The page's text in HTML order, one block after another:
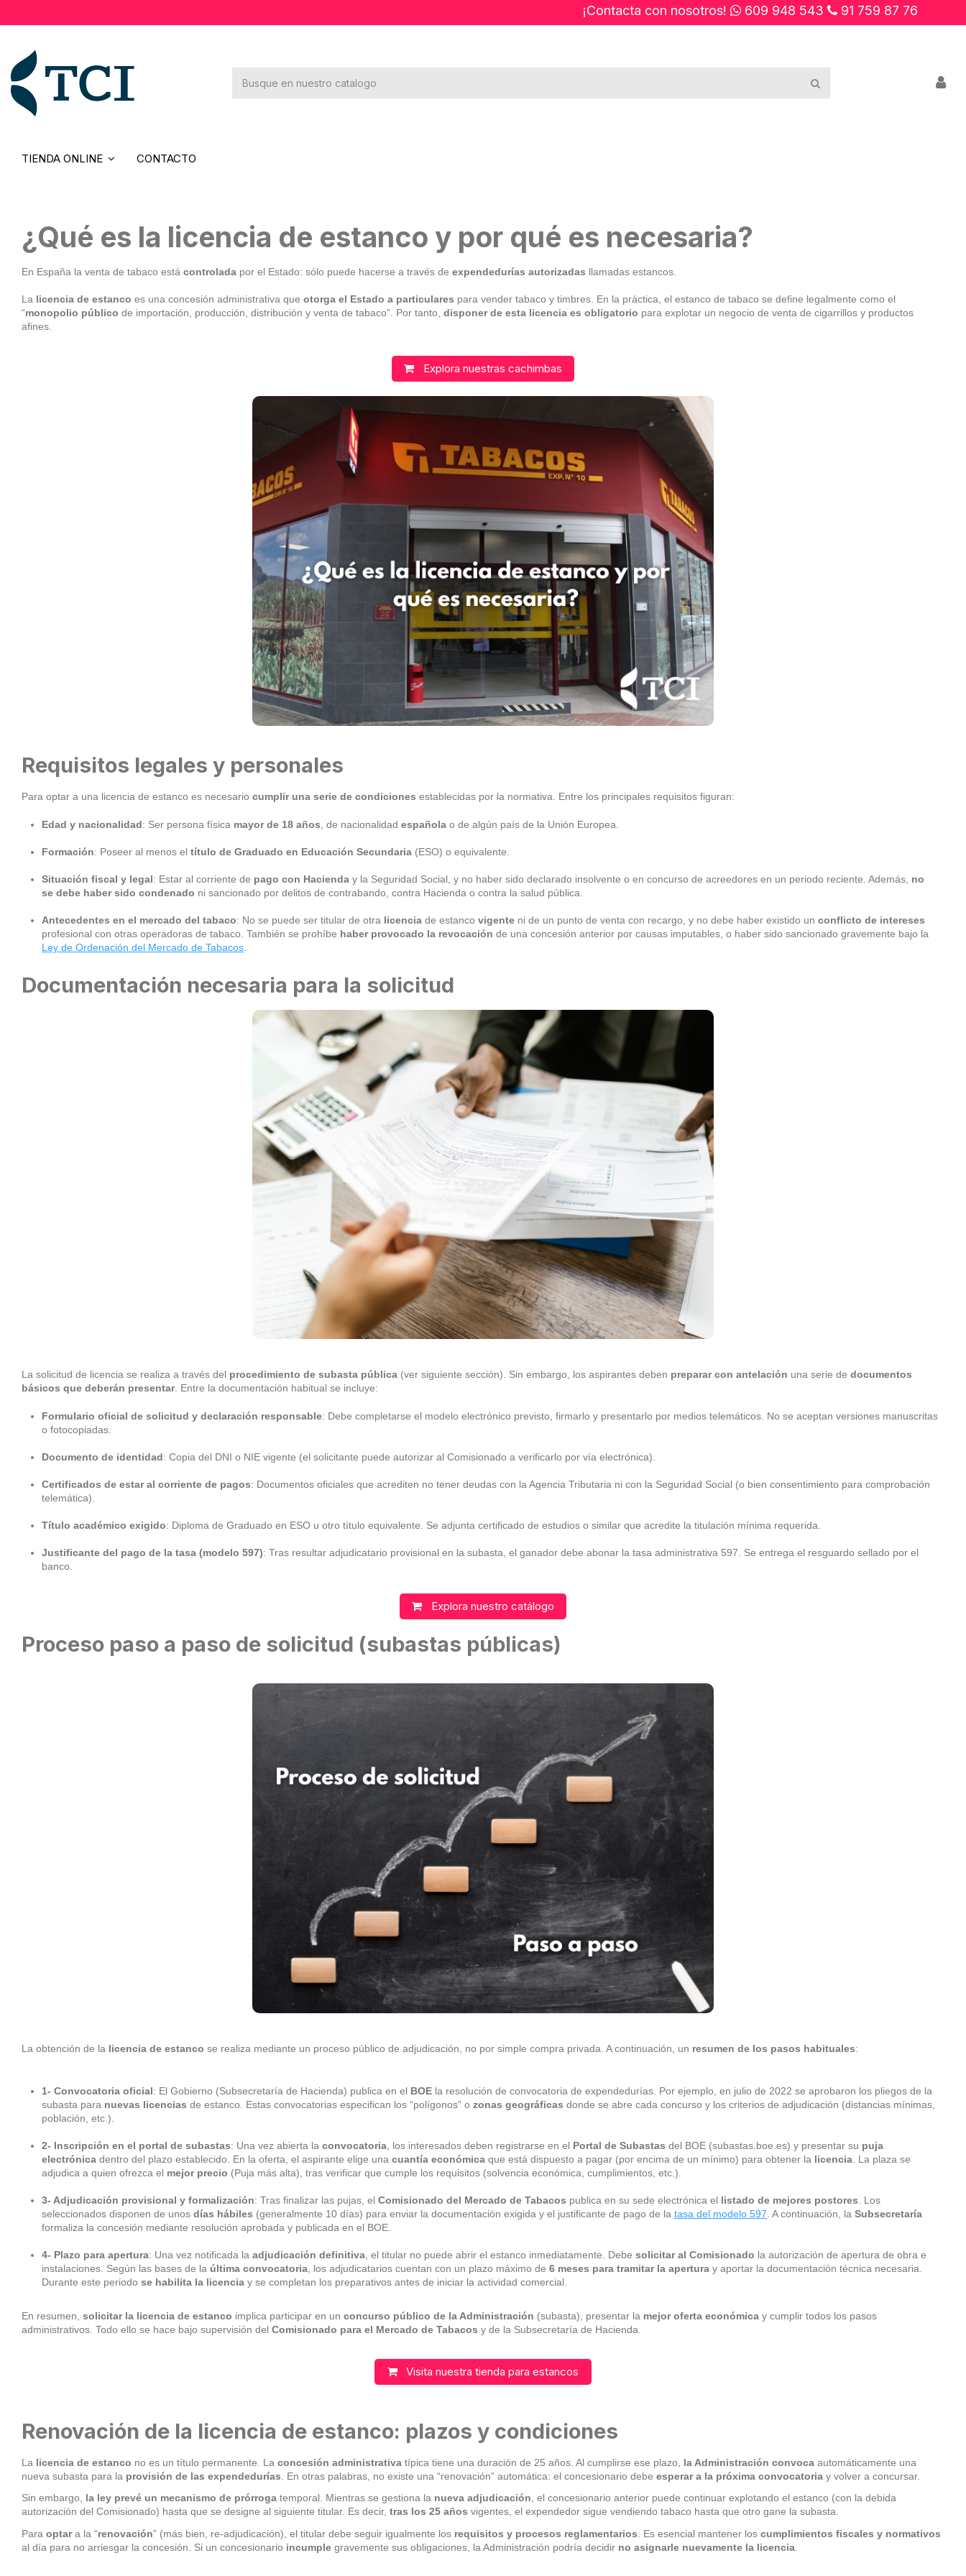
¡Contacta con nosotros! 609 948 543 91 759 87 76
TIENDA ONLINE CONTACTO
¿Qué es la licencia de estanco y por qué es necesaria?
En España la venta de tabaco está controlada por el Estado: sólo puede hacerse a través de expendedurías autorizadas llamadas estancos.
La licencia de estanco es una concesión administrativa que otorga el Estado a particulares para vender tabaco y timbres. En la práctica, el estanco de tabaco se define legalmente como el
“monopolio público de importación, producción, distribución y venta de tabaco”. Por tanto, disponer de esta licencia es obligatorio para explotar un negocio de venta de cigarrillos y productos
afines.
Explora nuestras cachimbas
Requisitos legales y personales
Para optar a una licencia de estanco es necesario cumplir una serie de condiciones establecidas por la normativa. Entre los principales requisitos figuran:
Edad y nacionalidad: Ser persona física mayor de 18 años , de nacionalidad española o de algún país de la Unión Europea.
Formación: Poseer al menos el título de Graduado en Educación Secundaria (ESO) o equivalente.
Situación fiscal y legal: Estar al corriente de pago con Hacienda y la Seguridad Social, y no haber sido declarado insolvente o en concurso de acreedores en un periodo reciente. Además, no
se debe haber sido condenado ni sancionado por delitos de contrabando, contra Hacienda o contra la salud pública.
Antecedentes en el mercado del tabaco: No se puede ser titular de otra licencia de estanco vigente ni de un punto de venta con recargo, y no debe haber existido un conflicto de intereses
profesional con otras operadoras de tabaco. También se prohíbe haber provocado la revocación de una concesión anterior por causas imputables, o haber sido sancionado gravemente bajo la
Ley de Ordenación del Mercado de Tabacos
Documentación necesaria para la solicitud
La solicitud de licencia se realiza a través del procedimiento de subasta pública (ver siguiente sección). Sin embargo, los aspirantes deben preparar con antelación una serie de documentos
básicos que deberán presentar. Entre la documentación habitual se incluye:
Formulario oficial de solicitud y declaración responsable: Debe completarse el modelo electrónico previsto, firmarlo y presentarlo por medios telemáticos. No se aceptan versiones manuscritas
o fotocopiadas.
Documento de identidad: Copia del DNI o NIE vigente (el solicitante puede autorizar al Comisionado a verificarlo por vía electrónica).
Certificados de estar al corriente de pagos: Documentos oficiales que acrediten no tener deudas con la Agencia Tributaria ni con la Seguridad Social (o bien consentimiento para comprobación
telemática).
Título académico exigido: Diploma de Graduado en ESO u otro título equivalente. Se adjunta certificado de estudios o similar que acredite la titulación mínima requerida.
Justificante del pago de la tasa (modelo 597): Tras resultar adjudicatario provisional en la subasta, el ganador debe abonar la tasa administrativa 597. Se entrega el resguardo sellado por el
banco.
Explora nuestro catálogo
Proceso paso a paso de solicitud (subastas públicas)
La obtención de la licencia de estanco se realiza mediante un proceso público de adjudicación, no por simple compra privada. A continuación, un resumen de los pasos habituales:
1- Convocatoria oficial: El Gobierno (Subsecretaría de Hacienda) publica en el BOE la resolución de convocatoria de expendedurías. Por ejemplo, en julio de 2022 se aprobaron los pliegos de la
subasta para nuevas licencias de estanco. Estas convocatorias especifican los “polígonos” o zonas geográficas donde se abre cada concurso y los criterios de adjudicación (distancias mínimas,
población, etc.).
2- Inscripción en el portal de subastas: Una vez abierta la convocatoria , los interesados deben registrarse en el Portal de Subastas del BOE (subastas.boe.es) y presentar su puja
electrónica dentro del plazo establecido. En la oferta, el aspirante elige una cuantía económica que está dispuesto a pagar (por encima de un mínimo) para obtener la licencia . La plaza se
adjudica a quien ofrezca el mejor precio (Puja más alta), tras verificar que cumple los requisitos (solvencia económica, cumplimientos, etc.).
3- Adjudicación provisional y formalización: Tras finalizar las pujas, el Comisionado del Mercado de Tabacos publica en su sede electrónica el listado de mejores postores . Los
seleccionados disponen de unos días hábiles (generalmente 10 días) para enviar la documentación exigida y el justificante de pago de la tasa del modelo 597 . A continuación, la Subsecretaría
formaliza la concesión mediante resolución aprobada y publicada en el BOE.
4- Plazo para apertura: Una vez notificada la adjudicación definitiva , el titular no puede abrir el estanco inmediatamente. Debe solicitar al Comisionado la autorización de apertura de obra e
instalaciones. Según las bases de la última convocatoria , los adjudicatarios cuentan con un plazo máximo de 6 meses para tramitar la apertura y aportar la documentación técnica necesaria.
Durante este periodo se habilita la licencia y se completan los preparativos antes de iniciar la actividad comercial.
En resumen, solicitar la licencia de estanco implica participar en un concurso público de la Administración (subasta), presentar la mejor oferta económica y cumplir todos los pasos
administrativos. Todo ello se hace bajo supervisión del Comisionado para el Mercado de Tabacos y de la Subsecretaría de Hacienda.
Visita nuestra tienda para estancos
Renovación de la licencia de estanco: plazos y condiciones
La licencia de estanco no es un título permanente. La concesión administrativa típica tiene una duración de 25 años. Al cumplirse ese plazo, la Administración convoca automáticamente una
nueva subasta para la provisión de las expendedurías . En otras palabras, no existe una “renovación” automática: el concesionario debe esperar a la próxima convocatoria y volver a concursar.
Sin embargo, la ley prevé un mecanismo de prórroga temporal. Mientras se gestiona la nueva adjudicación, el concesionario anterior puede continuar explotando el estanco (con la debida
autorización del Comisionado) hasta que se designe al siguiente titular. Es decir, tras los 25 años vigentes, el expendedor sigue vendiendo tabaco hasta que otro gane la subasta.
Para optara la “renovación” (más bien, re-adjudicación), el titular debe seguir igualmente los requisitos y procesos reglamentarios . Es esencial mantener los cumplimientos fiscales y normativos
al día para no arriesgar la concesión. Si un concesionario incumple gravemente sus obligaciones, la Administración podría decidir no asignarle nuevamente la licencia
×
Novedades
Rebajas